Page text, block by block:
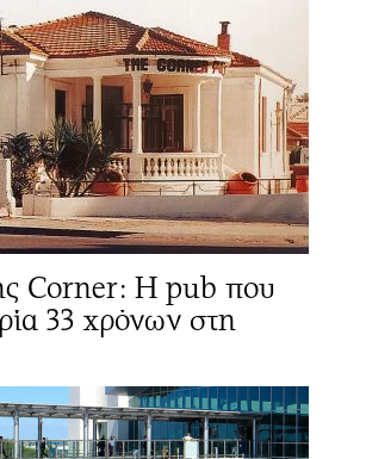
Corner: Η pub που
33 χρόνων στη